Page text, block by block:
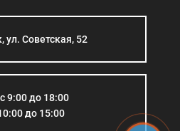
ул. Советская, 52
9:00 до 18:00
до 15:00